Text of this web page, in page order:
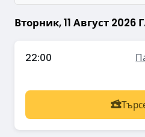
Вторник, 11 Август 2026
22:00